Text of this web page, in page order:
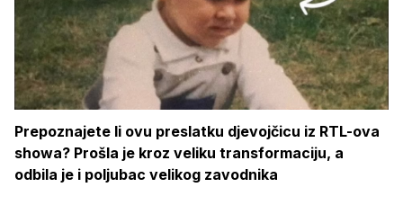
Prepoznajete li ovu preslatku djevojčicu iz RTL-ova
showa? Prošla je kroz veliku transformaciju, a
odbila je i poljubac velikog zavodnika